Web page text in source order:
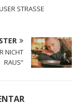
STRASSE
NICHT
RAUS“